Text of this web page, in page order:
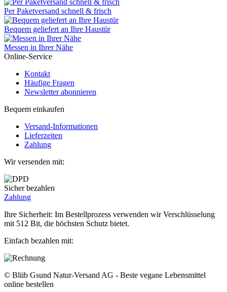
Per Paketversand schnell & frisch
Bequem geliefert an Ihre Haustür
Messen in Ihrer Nähe
Online-Service
Kontakt
Häufige Fragen
Newsletter abonnieren
Bequem einkaufen
Versand-Informationen
Lieferzeiten
Zahlung
Wir versenden mit:
Sicher bezahlen
Zahlung
Ihre Sicherheit: Im Bestellprozess verwenden wir Verschlüsselung
mit 512 Bit, die höchsten Schutz bietet.
Einfach bezahlen mit:
© Bliib Gsund Natur-Versand AG - Beste vegane Lebensmittel
online bestellen